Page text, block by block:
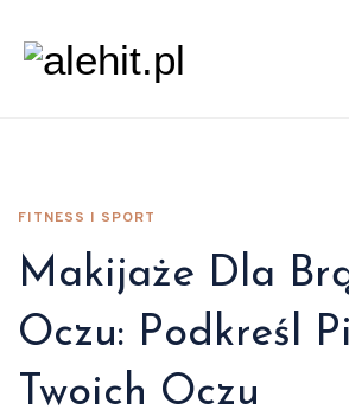
FITNESS I SPORT
Makijaże Dla
Oczu: Podkreśl
Twoich Oczu